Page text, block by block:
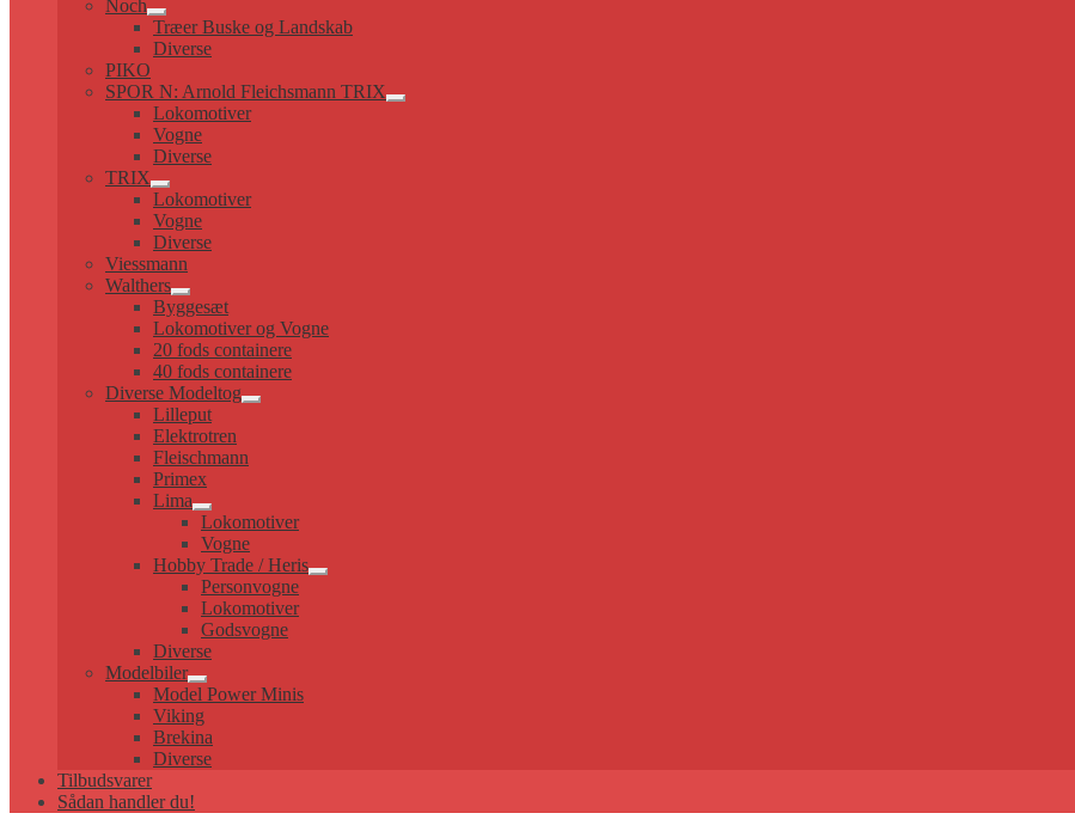
Noch
Udfold
undermenu
Træer Buske og Landskab
Diverse
PIKO
SPOR N: Arnold Fleichsmann TRIX
Udfold
Lokomotiver
Vogne
Diverse
TRIX
Udfold
undermenu
Lokomotiver
Vogne
Diverse
Viessmann
Walthers
Udfold
undermenu
Byggesæt
Lokomotiver og Vogne
20 fods containere
40 fods containere
Diverse Modeltog
Udfold
Lilleput
Elektrotren
Fleischmann
Primex
Lima
Udfold
undermenu
Lokomotiver
Vogne
Hobby Trade / Heris
Udfold
Personvogne
Lokomotiver
Godsvogne
Diverse
Modelbiler
Udfold
undermenu
Model Power Minis
Viking
Brekina
Diverse
Tilbudsvarer
Sådan handler du!